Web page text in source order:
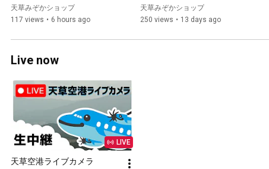
天草みぞかショップ
117 views • 6 hours ago
天草みぞかショップ
250 views • 13 days ago
Live now
LIVE
天草空港ライブカメラ